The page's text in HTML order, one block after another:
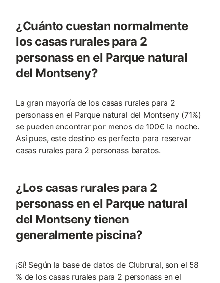
¿Cuánto cuestan normalmente
los casas rurales para 2
personass en el Parque natural
del Montseny?
La gran mayoría de los casas rurales para 2
personass en el Parque natural del Montseny (71%)
se pueden encontrar por menos de 100€ la noche.
Así pues, este destino es perfecto para reservar
casas rurales para 2 personass baratos.
¿Los casas rurales para 2
personass en el Parque natural
del Montseny tienen
generalmente piscina?
¡Sí! Según la base de datos de Clubrural, son el 58
% de los casas rurales para 2 personass en el